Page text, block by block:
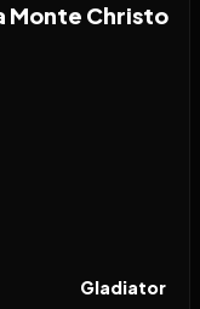
Monte Christo
FILM
Gladiator 2